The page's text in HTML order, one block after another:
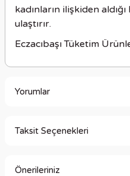
kadınların ilişkiden
ulaştırır.
Eczacıbaşı Tüketim
Yorumlar
Taksit Seçenekleri
Önerileriniz